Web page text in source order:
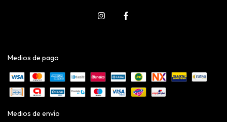
Medios de pago
Medios de envío